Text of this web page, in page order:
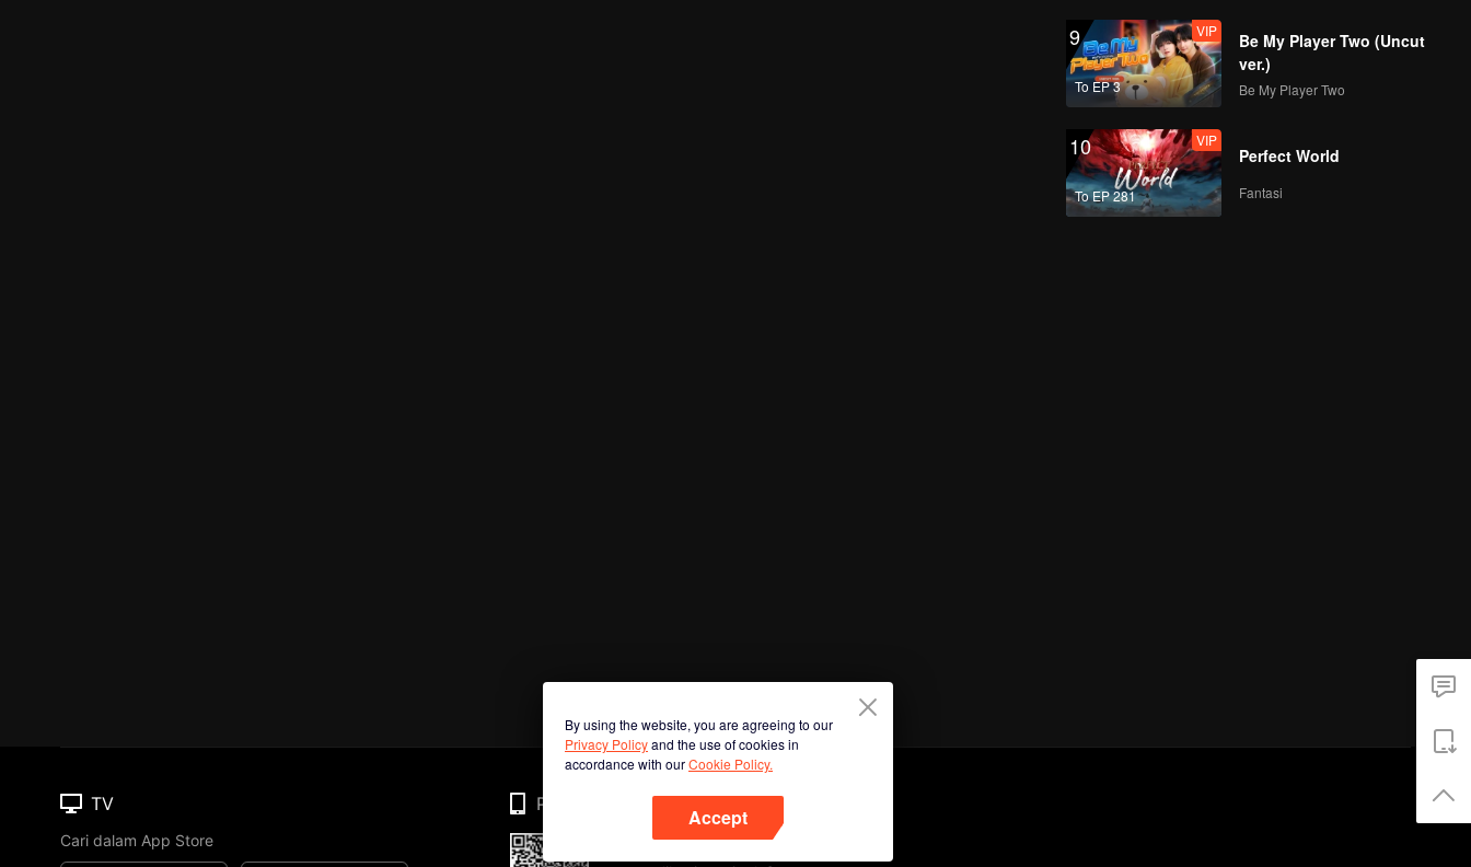
9
To EP 3
VIP
Be My Player Two (Uncut
ver.)
Be My Player Two
10
To EP 281
VIP
Perfect World
Fantasi
By using the website, you are agreeing to our
Privacy Policyand the use of cookies in
accordance with ourCookie Policy.
Accept
TV
Cari dalam App Store
Phone